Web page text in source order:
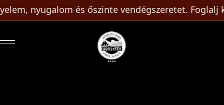
nyugalom és őszinte vendégszeretet. Foglalj